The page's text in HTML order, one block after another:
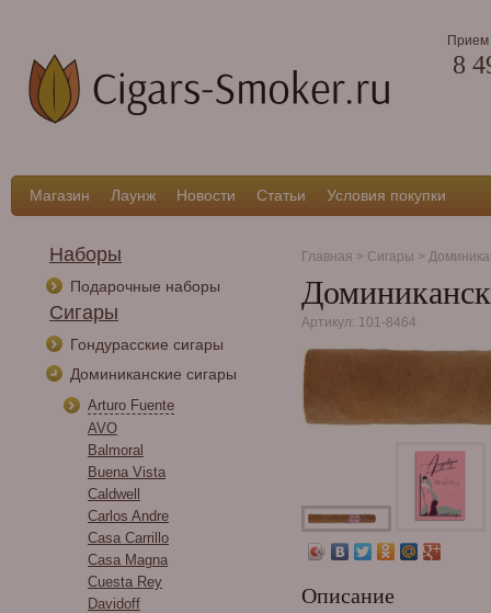
Прием
8
Магазин Лаунж Новости Статьи Условия покупки
Наборы
Подарочные наборы
Сигары
Гондурасские сигары
Доминиканские сигары
Arturo Fuente
AVO
Balmoral
Buena Vista
Caldwell
Carlos Andre
Casa Carrillo
Casa Magna
Cuesta Rey
Davidoff
Главная > Сигары >
Артикул: 101-8464
Описание